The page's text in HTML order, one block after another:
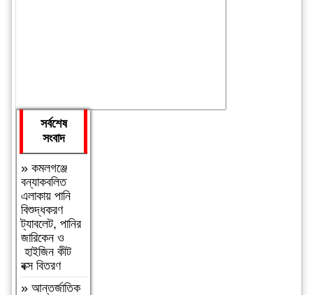
সর্বশেষ
সংবাদ
»কমলগঞ্জে
বন্যাকবলিত
এলাকায় পানি
বিশুদ্ধকরণ
ট্যাবলেট, পানির
জারিকেন ও
হাইজিন কীট
বক্স বিতরণ
»আন্তর্জাতিক